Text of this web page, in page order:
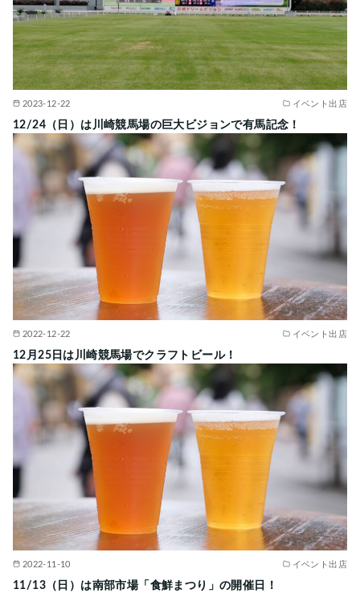
2023-12-22 イベント出店
12/24（日）は川崎競馬場の巨大ビジョンで有馬記念！
2022-12-22 イベント出店
12月25日は川崎競馬場でクラフトビール！
2022-11-10 イベント出店
11/13（日）は南部市場「食鮮まつり」の開催日！